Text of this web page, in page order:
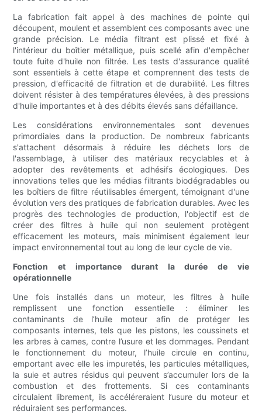
La fabrication fait appel à des machines de pointe qui
découpent, moulent et assemblent ces composants avec une
grande précision. Le média filtrant est plissé et fixé à
l'intérieur du boîtier métallique, puis scellé afin d'empêcher
toute fuite d'huile non filtrée. Les tests d'assurance qualité
sont essentiels à cette étape et comprennent des tests de
pression, d'efficacité de filtration et de durabilité. Les filtres
doivent résister à des températures élevées, à des pressions
d'huile importantes et à des débits élevés sans défaillance.
Les considérations environnementales sont devenues
primordiales dans la production. De nombreux fabricants
s'attachent désormais à réduire les déchets lors de
l'assemblage, à utiliser des matériaux recyclables et à
adopter des revêtements et adhésifs écologiques. Des
innovations telles que les médias filtrants biodégradables ou
les boîtiers de filtre réutilisables émergent, témoignant d'une
évolution vers des pratiques de fabrication durables. Avec les
progrès des technologies de production, l'objectif est de
créer des filtres à huile qui non seulement protègent
efficacement les moteurs, mais minimisent également leur
impact environnemental tout au long de leur cycle de vie.
Fonction et importance durant la durée de vie
opérationnelle
Une fois installés dans un moteur, les filtres à huile
remplissent une fonction essentielle : éliminer les
contaminants de l’huile moteur afin de protéger les
composants internes, tels que les pistons, les coussinets et
les arbres à cames, contre l’usure et les dommages. Pendant
le fonctionnement du moteur, l’huile circule en continu,
emportant avec elle les impuretés, les particules métalliques,
la suie et autres résidus qui peuvent s’accumuler lors de la
combustion et des frottements. Si ces contaminants
circulaient librement, ils accéléreraient l’usure du moteur et
réduiraient ses performances.